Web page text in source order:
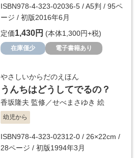
ISBN978-4-323-02036-5 / A5判 / 95ペ
ージ / 初版2016年6月
定価1,430円 (本体1,300円+税)
在庫僅少 電子書籍あり
やさしいからだのえほん
うんちはどうしてでるの？
香坂隆夫 監修／せべまさゆき 絵
幼児から
ISBN978-4-323-02312-0 / 26×22cm /
28ページ / 初版1994年3月